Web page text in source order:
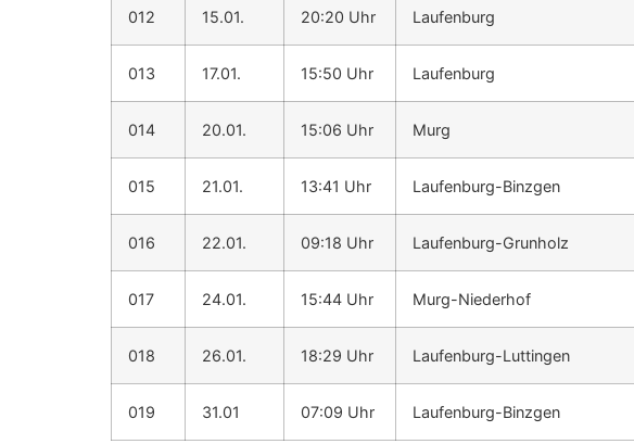
012 15.01. 20:20 Uhr Laufenburg
013 17.01. 15:50 Uhr Laufenburg
014 20.01. 15:06 Uhr Murg
015 21.01. 13:41 Uhr Laufenburg-Binzgen
016 22.01. 09:18 Uhr Laufenburg-Grunholz
017 24.01. 15:44 Uhr Murg-Niederhof
018 26.01. 18:29 Uhr Laufenburg-Luttingen
019 31.01 07:09 Uhr Laufenburg-Binzgen